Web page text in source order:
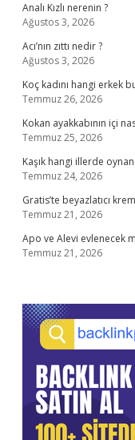
Analı Kızlı nerenin ?
Ağustos 3, 2026
Acı’nın zıttı nedir ?
Ağustos 3, 2026
Koç kadını hangi erkek
Temmuz 26, 2026
Kokan ayakkabının içi
Temmuz 25, 2026
Kaşık hangi illerde
Temmuz 24, 2026
Gratis’te beyazlatıcı
Temmuz 21, 2026
Apo ve Alevi evlenecek
Temmuz 21, 2026